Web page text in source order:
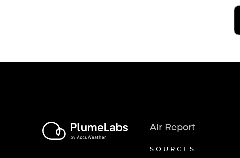
Air Report
SOURCES